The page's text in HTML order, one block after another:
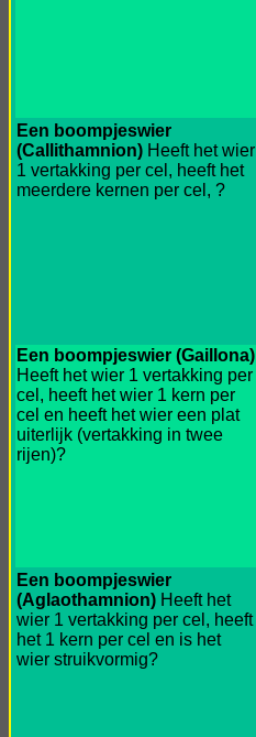
Een boompjeswier
(Callithamnion) Heeft het wier
1 vertakking per cel, heeft het
meerdere kernen per cel, ?
Een boompjeswier (Gaillona)
Heeft het wier 1 vertakking per
cel, heeft het wier 1 kern per
cel en heeft het wier een plat
uiterlijk (vertakking in twee
rijen)?
Een boompjeswier
(Aglaothamnion) Heeft het
wier 1 vertakking per cel, heeft
het 1 kern per cel en is het
wier struikvormig?